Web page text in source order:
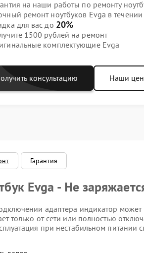
на наши работы по ремонту
ремонт ноутбуков Evga в течении
для вас до 20%
1500 рублей на ремонт
комплектующие Evga
консультацию Наши
Гарантия
Evga - Не
адаптера индикатор может
только от сети или полностью
при нестабильном
причины